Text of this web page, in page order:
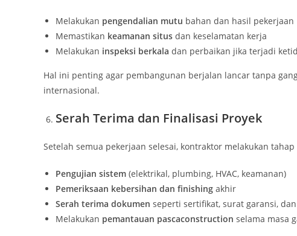
Melakukan pengendalian mutu bahan dan hasil pekerjaan
Memastikan keamanan situs dan keselamatan kerja
Melakukan inspeksi berkala dan perbaikan jika terjadi
Hal ini penting agar pembangunan berjalan lancar tanpa
internasional.
Serah Terima dan Finalisasi Proyek
Setelah semua pekerjaan selesai, kontraktor melakukan
Pengujian sistem (elektrikal, plumbing, HVAC, keamanan)
Pemeriksaan kebersihan dan finishing akhir
Serah terima dokumen seperti sertifikat, surat garansi,
Melakukan pemantauan pascaconstruction selama masa